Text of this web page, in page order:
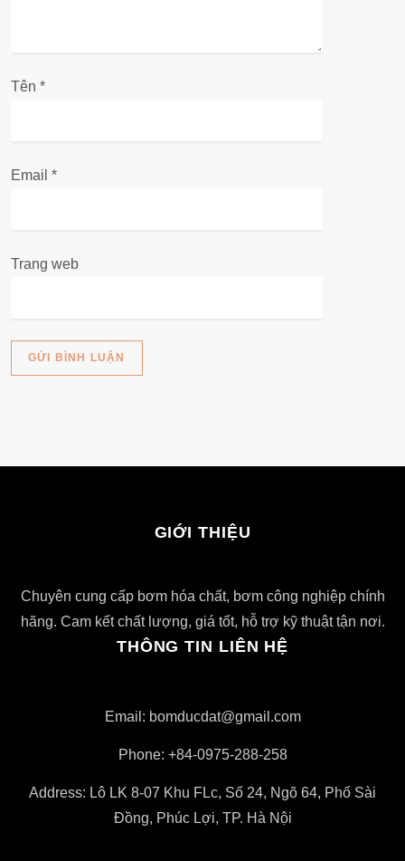
Tên *
Email *
Trang web
GIỚI THIỆU
Chuyên cung cấp bơm hóa chất, bơm công nghiệp chính
hãng. Cam kết chất lượng, giá tốt, hỗ trợ kỹ thuật tận nơi.
THÔNG TIN LIÊN HỆ
Email: bomducdat@gmail.com
Phone: +84-0975-288-258
Address: Lô LK 8-07 Khu FLc, Số 24, Ngõ 64, Phố Sài
Đồng, Phúc Lợi, TP. Hà Nội